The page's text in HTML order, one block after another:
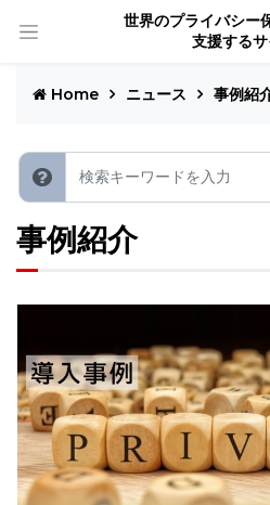
世界のプライバシー
支援するサ
Home ニュース 事例紹
事例紹介